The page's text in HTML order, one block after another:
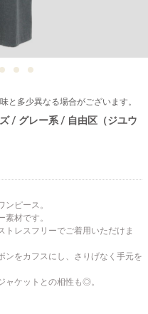
と多少異なる場合がございます。
/ グレー系 / 自由区（ジユウ
ンピース。
素材です。
トレスフリーでご着用いただけま
ンをカフスにし、さりげなく手元を
ャケットとの相性も◎。